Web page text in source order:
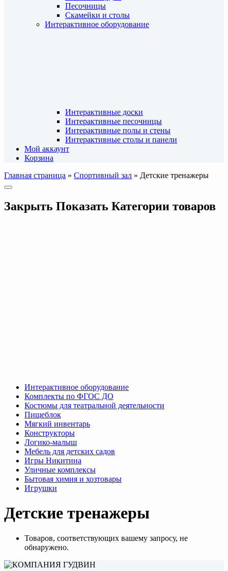
Песочницы
Скамейки и столы
Интерактивное оборудование
Интерактивные доски
Интерактивные песочницы
Интерактивные полы и стены
Интерактивные столы и панели
Мой аккаунт
Корзина
Главная страница » Спортивный зал » Детские тренажеры
Закрыть Показать Категории товаров
Интерактивное оборудование
Комплекты по ФГОС ДО
Костюмы для театральной деятельности
Пищеблок
Мягкий инвентарь
Конструкторы
Логико-малыш
Мебель для детских садов
Игры Никитина
Уличные комплексы
Бытовая химия и хозтовары
Игрушки
Детские тренажеры
Товаров, соответствующих вашему запросу, не
обнаружено.